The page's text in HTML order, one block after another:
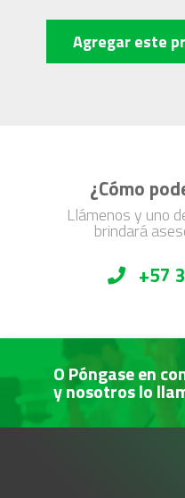
Agregar este
¿Cómo
Llámenos y uno
brindará
+57
O Póngase en
y nosotros lo